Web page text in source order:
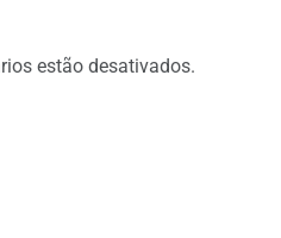
estão desativados.